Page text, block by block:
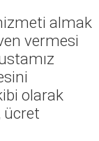
almak
vermesi
olarak
ücret